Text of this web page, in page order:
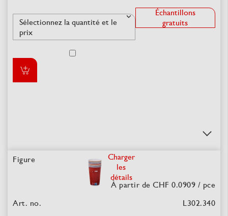
Échantillons
gratuits
Charger
les
détails
À partir de CHF 0.0909 / pce
L302.340